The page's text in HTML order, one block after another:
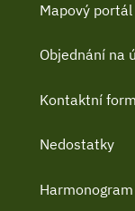
Mapový portál
Objednání na
Kontaktní
Nedostatky